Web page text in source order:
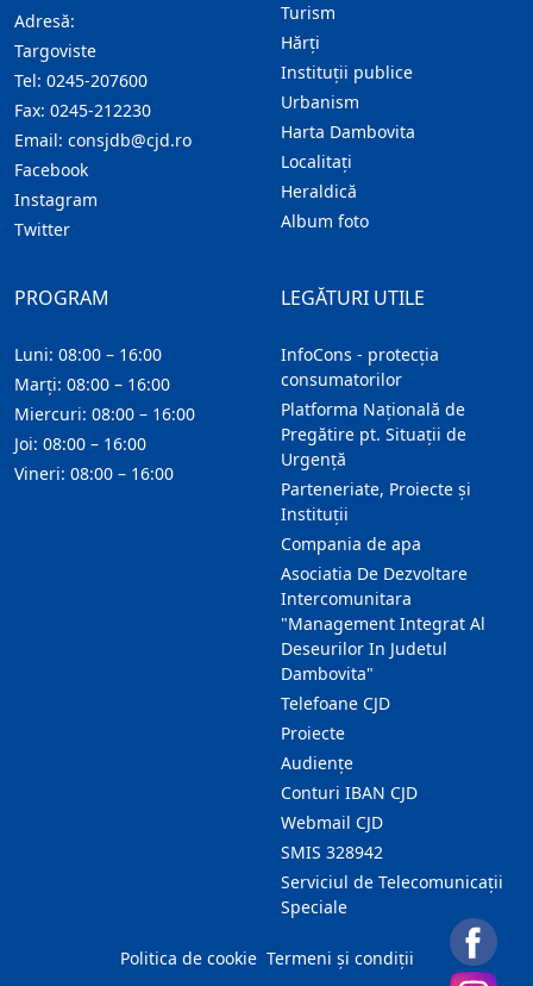
Adresă:
Targoviste
Tel: 0245-207600
Fax: 0245-212230
Email: consjdb@cjd.ro
Facebook
Instagram
Twitter
Turism
Hărţi
Instituţii publice
Urbanism
Harta Dambovita
Localitaţi
Heraldică
Album foto
LEGĂTURI UTILE
InfoCons - protecția
consumatorilor
Platforma Națională de
Pregătire pt. Situații de
Urgență
Parteneriate, Proiecte și
Instituții
Compania de apa
Asociatia De Dezvoltare
Intercomunitara
"Management Integrat Al
Deseurilor In Judetul
Dambovita"
Telefoane CJD
Proiecte
Audienţe
Conturi IBAN CJD
Webmail CJD
SMIS 328942
Serviciul de Telecomunicații
Speciale
PROGRAM
Luni: 08:00 – 16:00
Marți: 08:00 – 16:00
Miercuri: 08:00 – 16:00
Joi: 08:00 – 16:00
Vineri: 08:00 – 16:00
Politica de cookie Termeni și condiții